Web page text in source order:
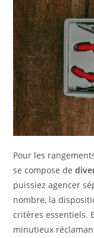
Pour les
se compose de
puissiez agencer
nombre, la
critères essentiels.
minutieux